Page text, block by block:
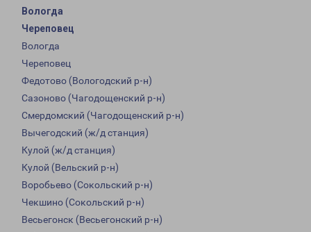
Вологда
Череповец
Вологда
Череповец
Федотово (Вологодский р-н)
Сазоново (Чагодощенский р-н)
Смердомский (Чагодощенский р-н)
Вычегодский (ж/д станция)
Кулой (ж/д станция)
Кулой (Вельский р-н)
Воробьево (Сокольский р-н)
Чекшино (Сокольский р-н)
Весьегонск (Весьегонский р-н)